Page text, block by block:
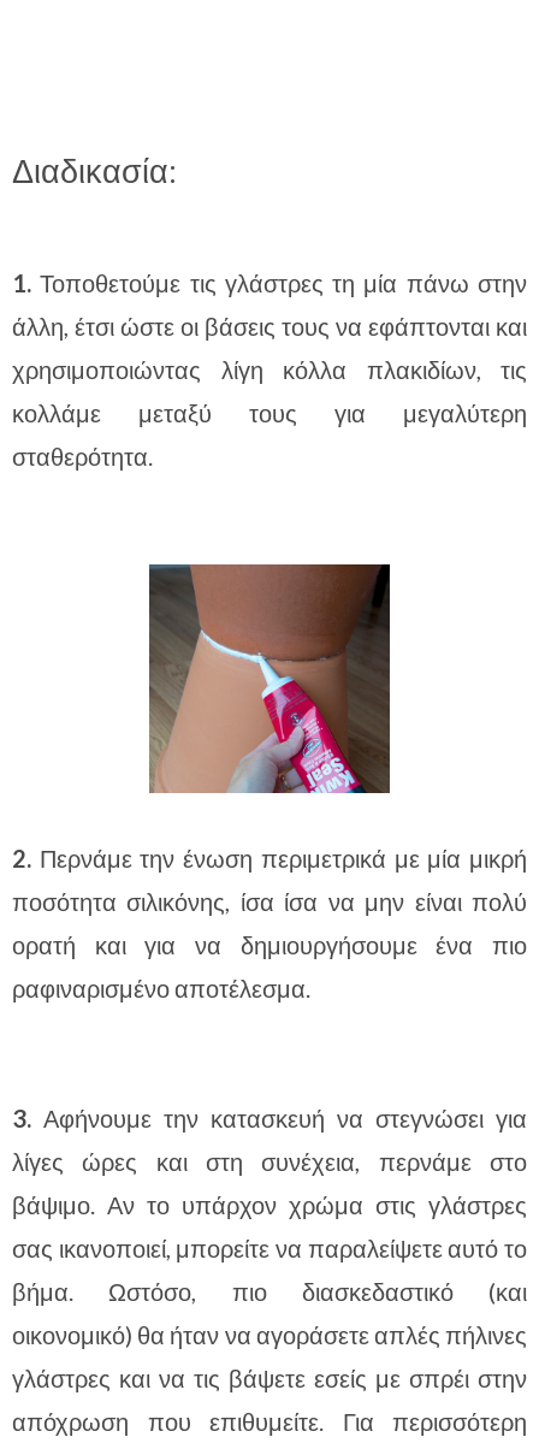
Διαδικασία:
1. Τοποθετούμε τις γλάστρες τη μία πάνω στην
άλλη, έτσι ώστε οι βάσεις τους να εφάπτονται και
χρησιμοποιώντας λίγη κόλλα πλακιδίων, τις
κολλάμε μεταξύ τους για μεγαλύτερη
σταθερότητα.
2. Περνάμε την ένωση περιμετρικά με μία μικρή
ποσότητα σιλικόνης, ίσα ίσα να μην είναι πολύ
ορατή και για να δημιουργήσουμε ένα πιο
ραφιναρισμένο αποτέλεσμα.
3. Αφήνουμε την κατασκευή να στεγνώσει για
λίγες ώρες και στη συνέχεια, περνάμε στο
βάψιμο. Αν το υπάρχον χρώμα στις γλάστρες
σας ικανοποιεί, μπορείτε να παραλείψετε αυτό το
βήμα. Ωστόσο, πιο διασκεδαστικό (και
οικονομικό) θα ήταν να αγοράσετε απλές πήλινες
γλάστρες και να τις βάψετε εσείς με σπρέι στην
απόχρωση που επιθυμείτε. Για περισσότερη